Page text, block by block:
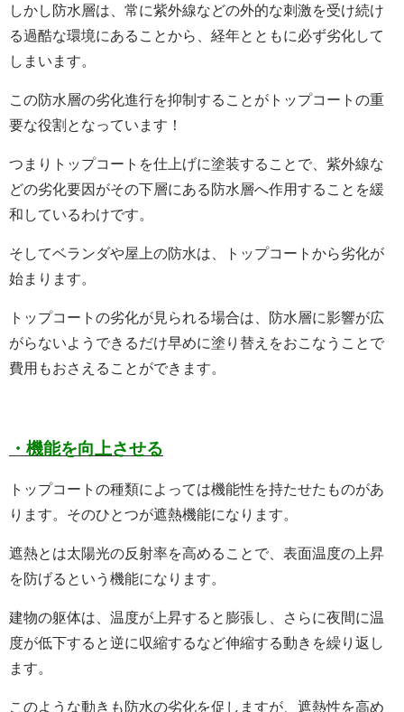
しかし防水層は、常に紫外線などの外的な刺激を受け続け
る過酷な環境にあることから、経年とともに必ず劣化して
しまいます。
この防水層の劣化進行を抑制することがトップコートの重
要な役割となっています！
つまりトップコートを仕上げに塗装することで、紫外線な
どの劣化要因がその下層にある防水層へ作用することを緩
和しているわけです。
そしてベランダや屋上の防水は、トップコートから劣化が
始まります。
トップコートの劣化が見られる場合は、防水層に影響が広
がらないようできるだけ早めに塗り替えをおこなうことで
費用もおさえることができます。
・機能を向上させる
トップコートの種類によっては機能性を持たせたものがあ
ります。 そのひとつが遮熱機能になります。
遮熱とは太陽光の反射率を高めることで、表面温度の上昇
を防げるという機能になります。
建物の躯体は、温度が上昇すると膨張し、さらに夜間に温
度が低下すると逆に収縮するなど伸縮する動きを繰り返し
ます。
このような動きも防水の劣化を促しますが、遮熱性を高め